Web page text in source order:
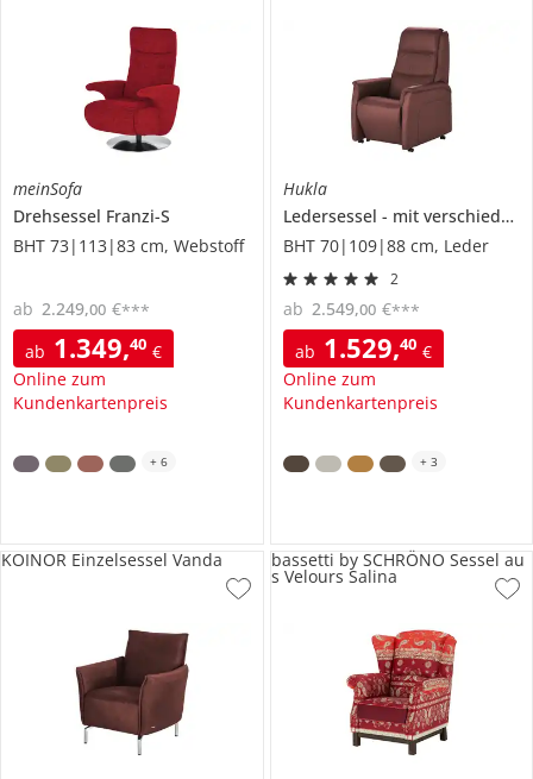
meinSofa
Drehsessel Franzi-S
BHT 73|113|83 cm, Webstoff
ab 1.349,40 €
Online zum
Kundenkartenpreis
ab 2.249,00 €***
+ 6
Hukla
Ledersessel
mit verschiedenen Funktionen
BHT 70|109|88 cm, Leder
2
ab 1.529,40 €
Online zum
Kundenkartenpreis
ab 2.549,00 €***
+ 3
KOINOR Einzelsessel Vanda bassetti by SCHRÖNO Sessel au
s Velours Salina